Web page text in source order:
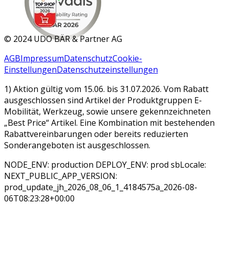
MAR 2026
© 2024 UDO BÄR & Partner AG
AGBImpressumDatenschutzCookie-
EinstellungenDatenschutzeinstellungen
1) Aktion gültig vom 15.06. bis 31.07.2026. Vom Rabatt
ausgeschlossen sind Artikel der Produktgruppen E-
Mobilität, Werkzeug, sowie unsere gekennzeichneten
„Best Price“ Artikel. Eine Kombination mit bestehenden
Rabattvereinbarungen oder bereits reduzierten
Sonderangeboten ist ausgeschlossen.
NODE_ENV: production DEPLOY_ENV: prod sbLocale:
NEXT_PUBLIC_APP_VERSION:
prod_update_jh_2026_08_06_1_4184575a_2026-08-
06T08:23:28+00:00